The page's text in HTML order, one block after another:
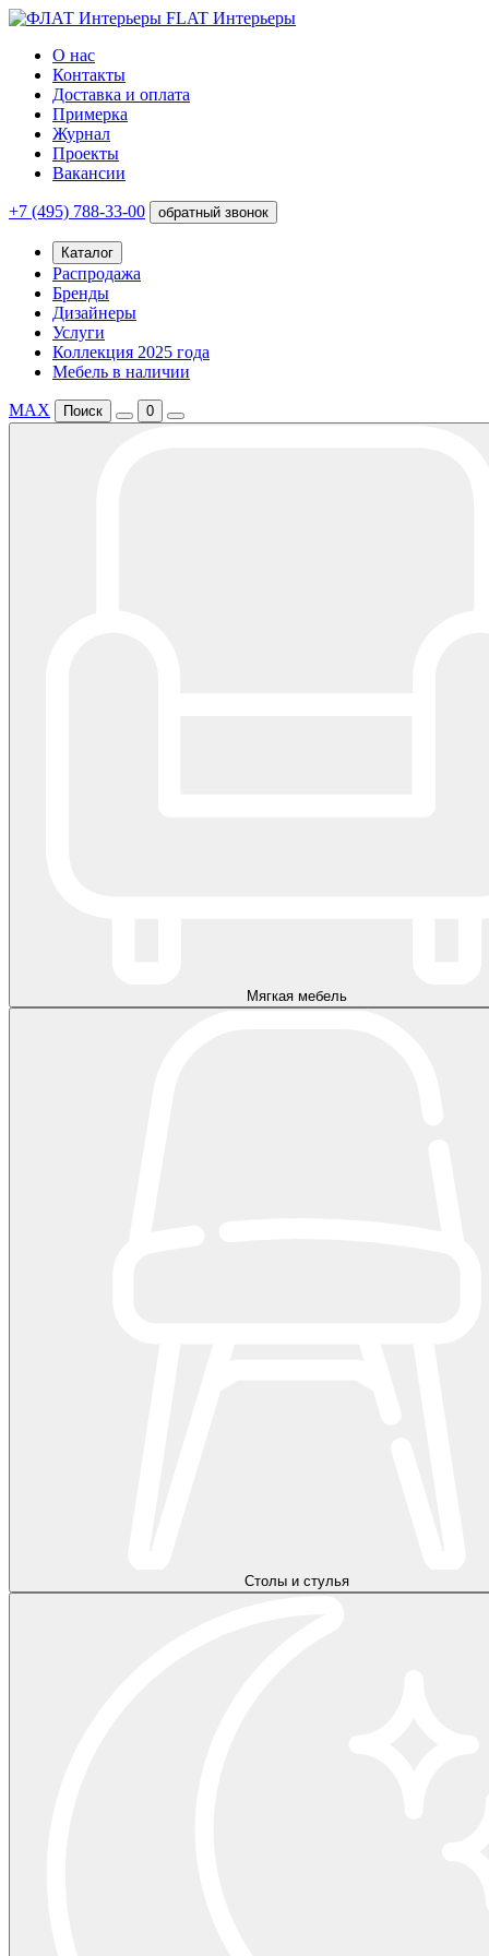
FLAT Интерьеры
О нас
Контакты
Доставка и оплата
Примерка
Журнал
Проекты
Вакансии
+7 (495) 788-33-00 обратный звонок
Каталог
Распродажа
Бренды
Дизайнеры
Услуги
Коллекция 2025 года
Мебель в наличии
MAX Поиск 0
Мягкая мебель
Столы и стулья